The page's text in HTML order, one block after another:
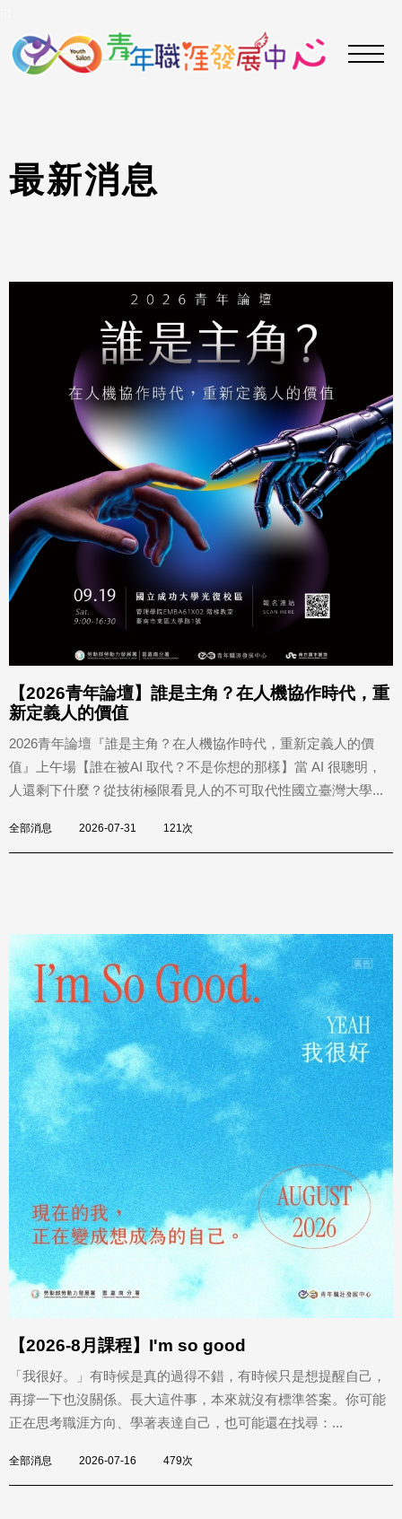
要
最新消息
【2026青年論壇】誰是主角？在人機協作時代，重
新定義人的價值
2026青年論壇『誰是主角？在人機協作時代，重新定義人的價
值』上午場【誰在被AI 取代？不是你想的那樣】當 AI 很聰明，
人還剩下什麼？從技術極限看見人的不可取代性國立臺灣大學...
全部消息 2026-07-31 121次
【2026-8月課程】I'm so good
「我很好。」有時候是真的過得不錯，有時候只是想提醒自己，
再撐一下也沒關係。長大這件事，本來就沒有標準答案。你可能
正在思考職涯方向、學著表達自己，也可能還在找尋：...
全部消息 2026-07-16 479次